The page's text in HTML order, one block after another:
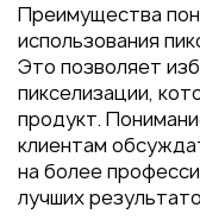
Преимущества
использования
Это позволяет
пикселизации,
продукт.
клиентам
на более
лучших